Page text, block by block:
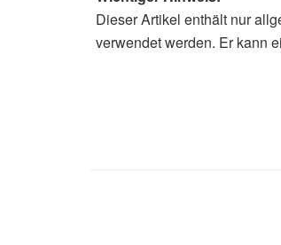
Dieser Artikel enthält nur
verwendet werden. Er kann